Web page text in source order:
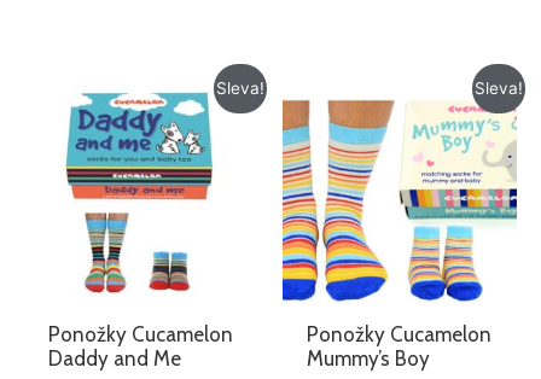
Sleva!
Ponožky Cucamelon
Daddy and Me
cena
byla:
354 Kč.
Aktuální
cena
je:
249 Kč.
Sleva!
Ponožky Cucamelon
Mummy’s Boy
cena
byla:
354 Kč.
Aktuální
cena
je:
249 Kč.